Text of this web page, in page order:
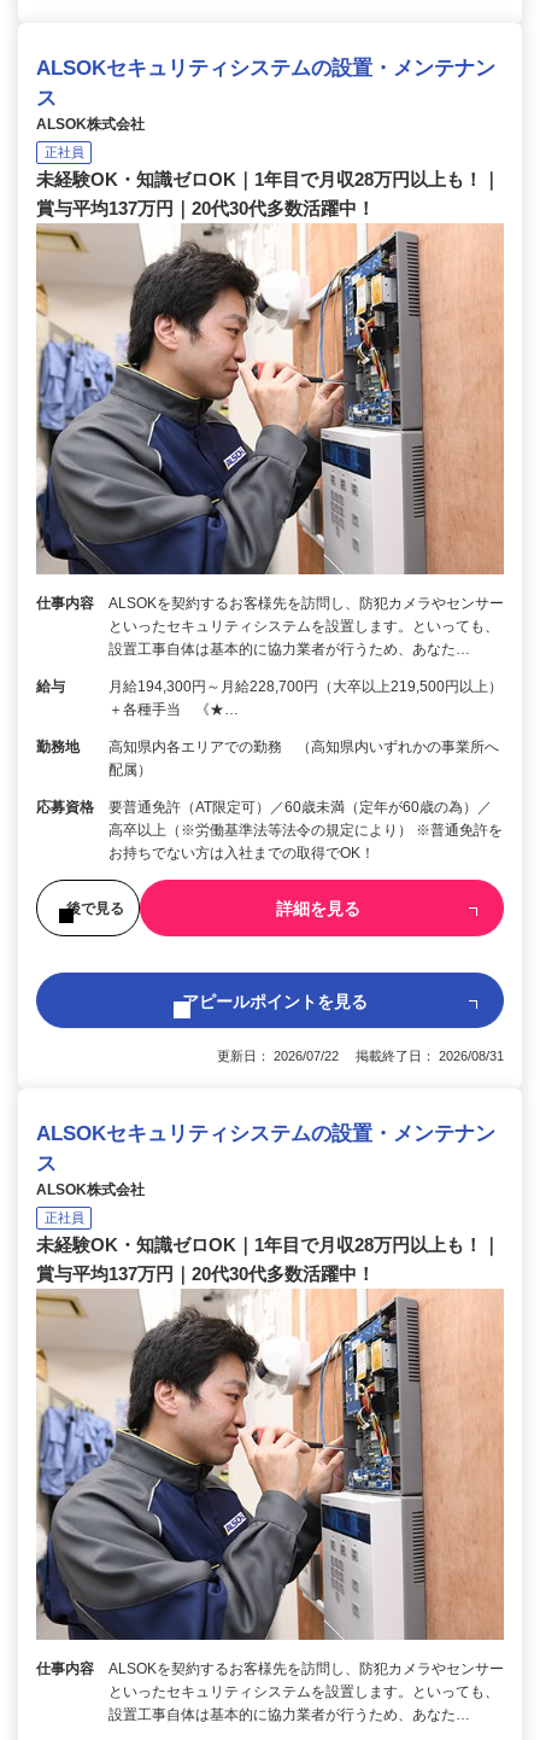
ALSOKセキュリティシステムの設置・メンテナン
ス
ALSOK株式会社
正社員
未経験OK・知識ゼロOK｜1年目で月収28万円以上も！｜
賞与平均137万円｜20代30代多数活躍中！
仕事内容
ALSOKを契約するお客様先を訪問し、防犯カメラやセンサー
といったセキュリティシステムを設置します。といっても、
設置工事自体は基本的に協力業者が行うため、あなた…
給与
月給194,300円～月給228,700円（大卒以上219,500円以上）
＋各種手当 《★…
勤務地
高知県内各エリアでの勤務 （高知県内いずれかの事業所へ
配属）
応募資格
要普通免許（AT限定可）／60歳未満（定年が60歳の為）／
高卒以上（※労働基準法等法令の規定により） ※普通免許を
お持ちでない方は入社までの取得でOK！
後で見る 詳細を見る
アピールポイントを見る
更新日： 2026/07/22 掲載終了日： 2026/08/31
ALSOKセキュリティシステムの設置・メンテナン
ス
ALSOK株式会社
正社員
未経験OK・知識ゼロOK｜1年目で月収28万円以上も！｜
賞与平均137万円｜20代30代多数活躍中！
仕事内容
ALSOKを契約するお客様先を訪問し、防犯カメラやセンサー
といったセキュリティシステムを設置します。といっても、
設置工事自体は基本的に協力業者が行うため、あなた…